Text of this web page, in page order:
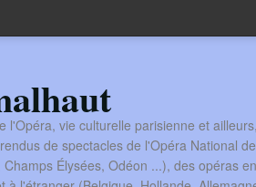
l'Opéra, vie culturelle parisienne et
de spectacles de l'Opéra National
Champs Élysées, Odéon ...), des opéras